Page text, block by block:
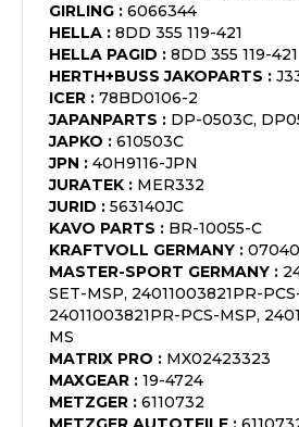
GIRLING : 6066344
HELLA : 8DD 355 119-421
HELLA PAGID : 8DD 355 119-421
HERTH+BUSS JAKOPARTS :
ICER : 78BD0106-2
JAPANPARTS : DP-0503C,
JAPKO : 610503C
JPN : 40H9116-JPN
JURATEK : MER332
JURID : 563140JC
KAVO PARTS : BR-10055-C
KRAFTVOLL GERMANY :
MASTER-SPORT GERMANY :
SET-MSP, 24011003821PR-
24011003821PR-PCS-MSP,
MS
MATRIX PRO : MX02423323
MAXGEAR : 19-4724
METZGER : 6110732